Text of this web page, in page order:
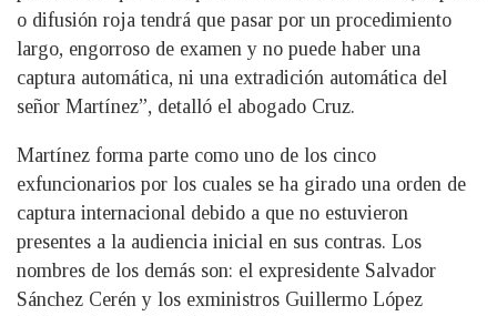
o difusión roja tendrá que pasar por un procedimiento
largo, engorroso de examen y no puede haber una
captura automática, ni una extradición automática del
señor Martínez”, detalló el abogado Cruz.
Martínez forma parte como uno de los cinco
exfuncionarios por los cuales se ha girado una orden de
captura internacional debido a que no estuvieron
presentes a la audiencia inicial en sus contras. Los
nombres de los demás son: el expresidente Salvador
Sánchez Cerén y los exministros Guillermo López